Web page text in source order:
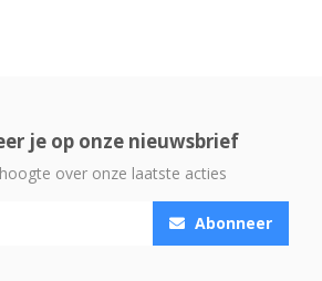
je op onze nieuwsbrief
over onze laatste acties
Abonneer